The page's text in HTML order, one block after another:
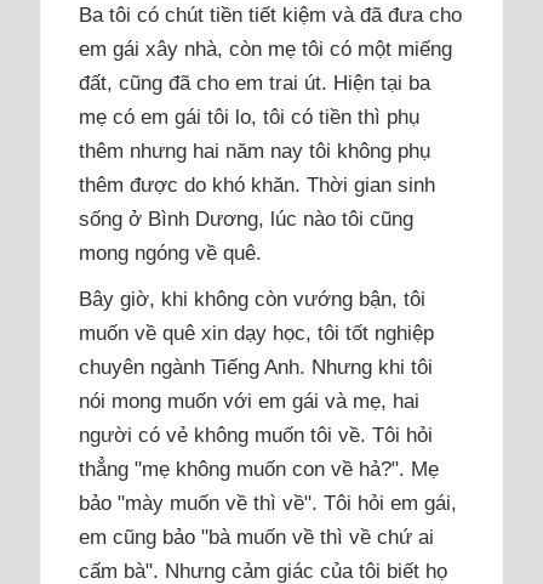
Ba tôi có chút tiền tiết kiệm và đã đưa cho
em gái xây nhà, còn mẹ tôi có một miếng
đất, cũng đã cho em trai út. Hiện tại ba
mẹ có em gái tôi lo, tôi có tiền thì phụ
thêm nhưng hai năm nay tôi không phụ
thêm được do khó khăn. Thời gian sinh
sống ở Bình Dương, lúc nào tôi cũng
mong ngóng về quê.
Bây giờ, khi không còn vướng bận, tôi
muốn về quê xin dạy học, tôi tốt nghiệp
chuyên ngành Tiếng Anh. Nhưng khi tôi
nói mong muốn với em gái và mẹ, hai
người có vẻ không muốn tôi về. Tôi hỏi
thẳng "mẹ không muốn con về hả?". Mẹ
bảo "mày muốn về thì về". Tôi hỏi em gái,
em cũng bảo "bà muốn về thì về chứ ai
cấm bà". Nhưng cảm giác của tôi biết họ